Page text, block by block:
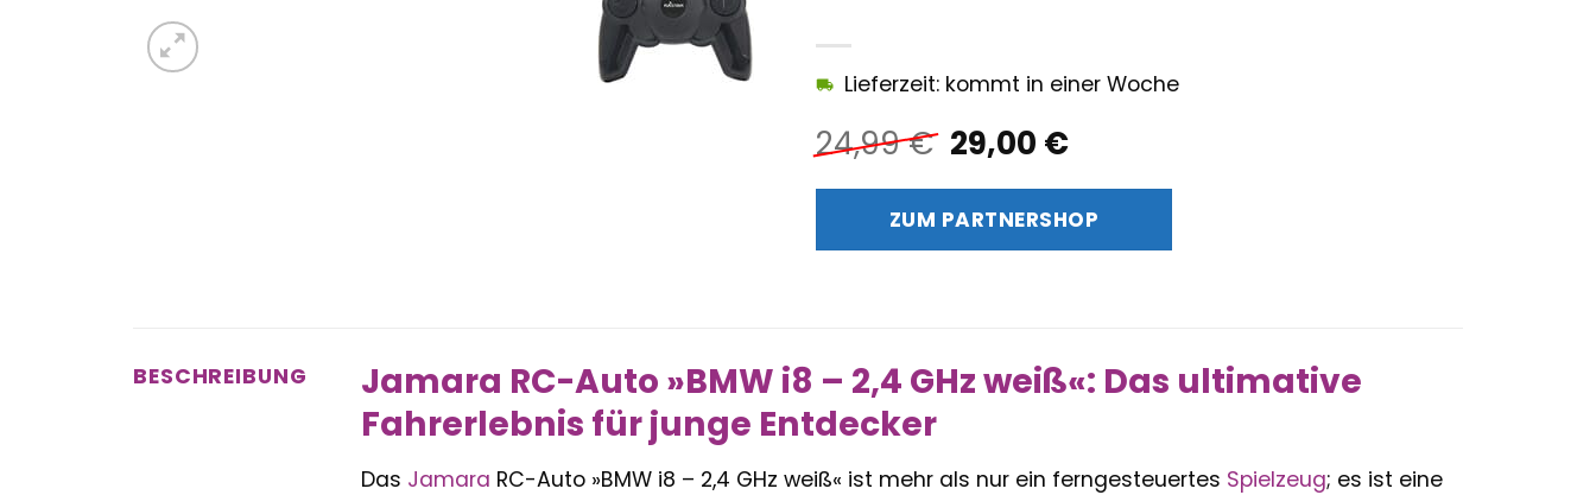
24,99€ Ursprünglicher
Preis
war:
24,99 €
29,00 €Aktueller
ist:
29,00 €.
Lieferzeit: kommt in einer Woche
ZUM PARTNERSHOP
BESCHREIBUNG
Jamara RC-Auto »BMW i8 – 2,4 GHz weiß«: Das ultimative
Fahrerlebnis für junge Entdecker
Das Jamara RC-Auto »BMW i8 – 2,4 GHz weiß« ist mehr als nur ein ferngesteuertes Spielzeug; es ist eine